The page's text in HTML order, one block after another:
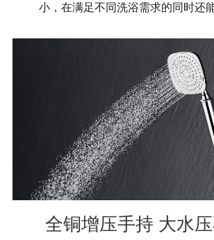
小，在满足不同洗浴需求的同时还
全铜增压手持 大水